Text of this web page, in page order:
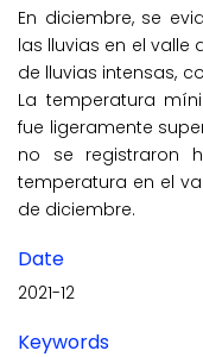
En diciembre, se
las lluvias en el valle
de lluvias intensas,
La temperatura
fue ligeramente
no se registraron
temperatura en el
de diciembre.
Date
2021-12
Keywords